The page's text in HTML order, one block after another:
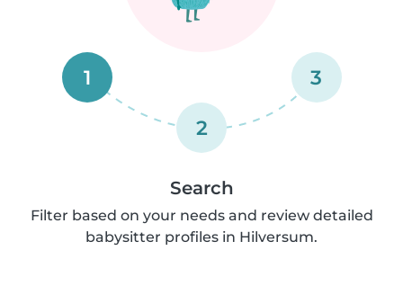
1
2
3
Search
Filter based on your needs and review detailed
babysitter profiles in Hilversum.